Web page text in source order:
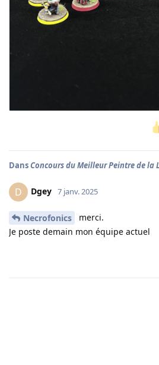
DansConcours du Meilleur Peintre de la
D Dgey 7 janv. 2025
Necrofonics
merci.
Je poste demain mon équipe actuel